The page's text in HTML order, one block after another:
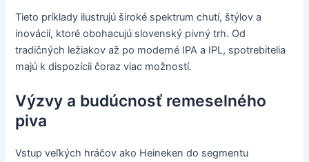
Tieto príklady ilustrujú široké spektrum chutí, štýlov a
inovácií, ktoré obohacujú slovenský pivný trh. Od
tradičných ležiakov až po moderné IPA a IPL, spotrebitelia
majú k dispozícii čoraz viac možností.
Výzvy a budúcnosť remeselného
piva
Vstup veľkých hráčov ako Heineken do segmentu